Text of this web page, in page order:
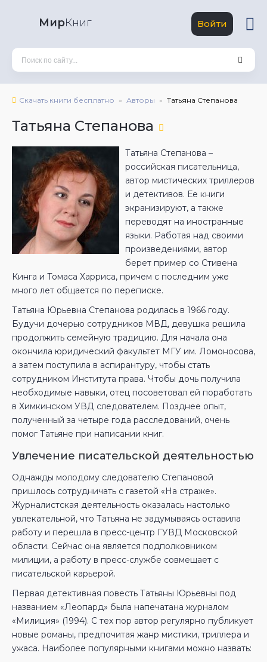
МирКниг Войти
Скачать книги бесплатно Авторы Татьяна Степанова
Татьяна Степанова
Татьяна Степанова –
российская писательница,
автор мистических триллеров
и детективов. Ее книги
экранизируют, а также
переводят на иностранные
языки. Работая над своими
произведениями, автор
берет пример со Стивена
Кинга и Томаса Харриса, причем с последним уже
много лет общается по переписке.
Татьяна Юрьевна Степанова родилась в 1966 году.
Будучи дочерью сотрудников МВД, девушка решила
продолжить семейную традицию. Для начала она
окончила юридический факультет МГУ им. Ломоносова,
а затем поступила в аспирантуру, чтобы стать
сотрудником Института права. Чтобы дочь получила
необходимые навыки, отец посоветовал ей поработать
в Химкинском УВД следователем. Позднее опыт,
полученный за четыре года расследований, очень
помог Татьяне при написании книг.
Увлечение писательской деятельностью
Однажды молодому следователю Степановой
пришлось сотрудничать с газетой «На страже».
Журналистская деятельность оказалась настолько
увлекательной, что Татьяна не задумываясь оставила
работу и перешла в пресс-центр ГУВД Московской
области. Сейчас она является подполковником
милиции, а работу в пресс-службе совмещает с
писательской карьерой.
Первая детективная повесть Татьяны Юрьевны под
названием «Леопард» была напечатана журналом
«Милиция» (1994). С тех пор автор регулярно публикует
новые романы, предпочитая жанр мистики, триллера и
ужаса. Наиболее популярными книгами можно назвать: